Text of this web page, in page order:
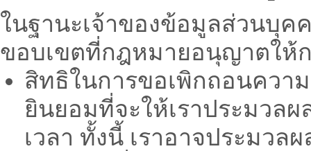
ในฐานะเจ้าของข้อมูลส่วนบุค
ขอบเขตที่กฎหมายอนุญาตให้
สิทธิในการขอเพิกถอนคว
ยินยอมที่จะให้เราประมวล
เวลา ทั้งนี้ เราอาจประมว